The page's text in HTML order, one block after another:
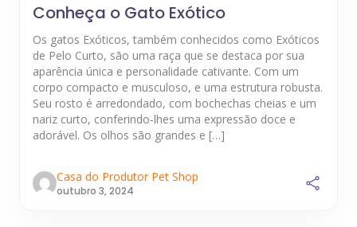
Conheça o Gato Exótico
Os gatos Exóticos, também conhecidos como Exóticos
de Pelo Curto, são uma raça que se destaca por sua
aparência única e personalidade cativante. Com um
corpo compacto e musculoso, e uma estrutura robusta.
Seu rosto é arredondado, com bochechas cheias e um
nariz curto, conferindo-lhes uma expressão doce e
adorável. Os olhos são grandes e […]
Casa do Produtor Pet Shop
outubro 3, 2024